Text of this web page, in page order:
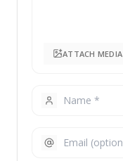
ATTACH MEDIA